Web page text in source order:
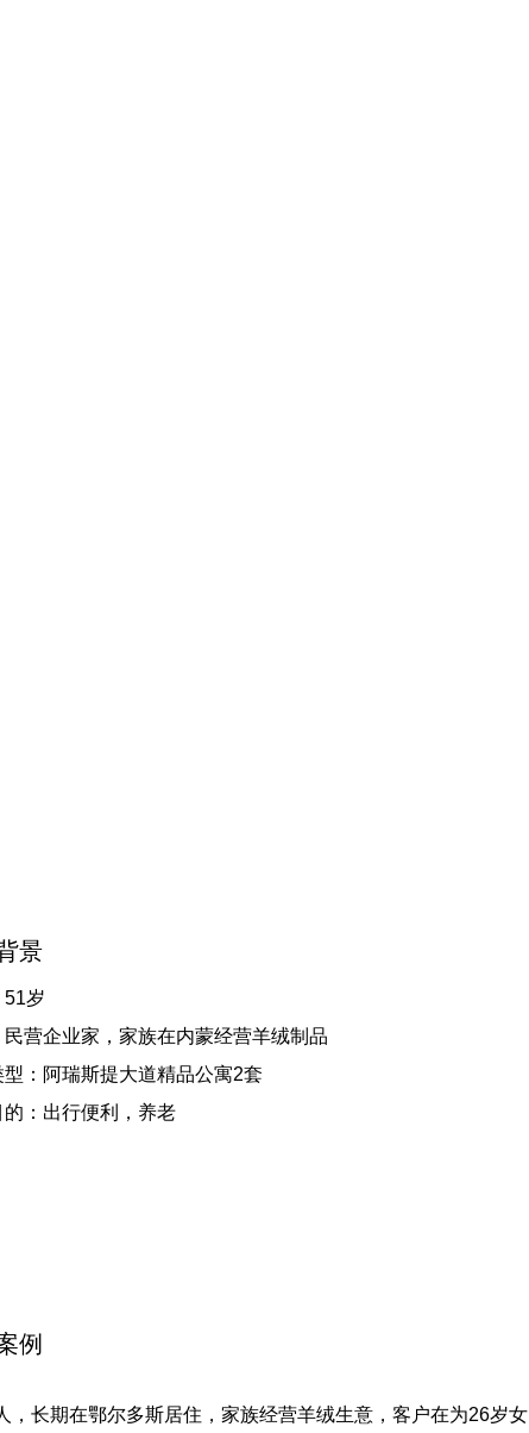
景
51岁
民营企业家，家族在内蒙经营羊绒制品
型：阿瑞斯提大道精品公寓2套
的：出行便利，养老
例
，长期在鄂尔多斯居住，家族经营羊绒生意，客户在为26岁女